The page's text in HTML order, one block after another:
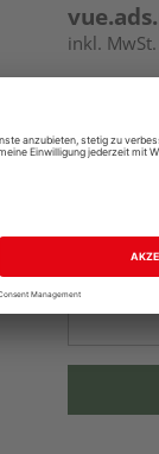
inkl. MwSt.
Auf